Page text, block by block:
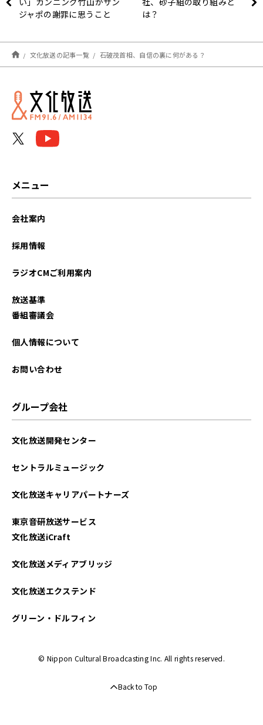
ジャポの謝罪に思うこと
は？
文化放送の記事一覧 石破茂首相、自信の裏に何がある？
メニュー
会社案内
採用情報
ラジオCMご利用案内
放送基準
番組審議会
個人情報について
お問い合わせ
グループ会社
文化放送開発センター
セントラルミュージック
文化放送キャリアパートナーズ
東京音研放送サービス
文化放送iCraft
文化放送メディアブリッジ
文化放送エクステンド
グリーン・ドルフィン
© Nippon Cultural Broadcasting Inc. All rights reserved.
Back to Top